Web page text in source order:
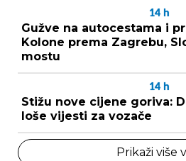
14 h
Gužve na autocestama i
Kolone prema Zagrebu,
mostu
14 h
Stižu nove cijene goriva:
loše vijesti za vozače
Prikaži više